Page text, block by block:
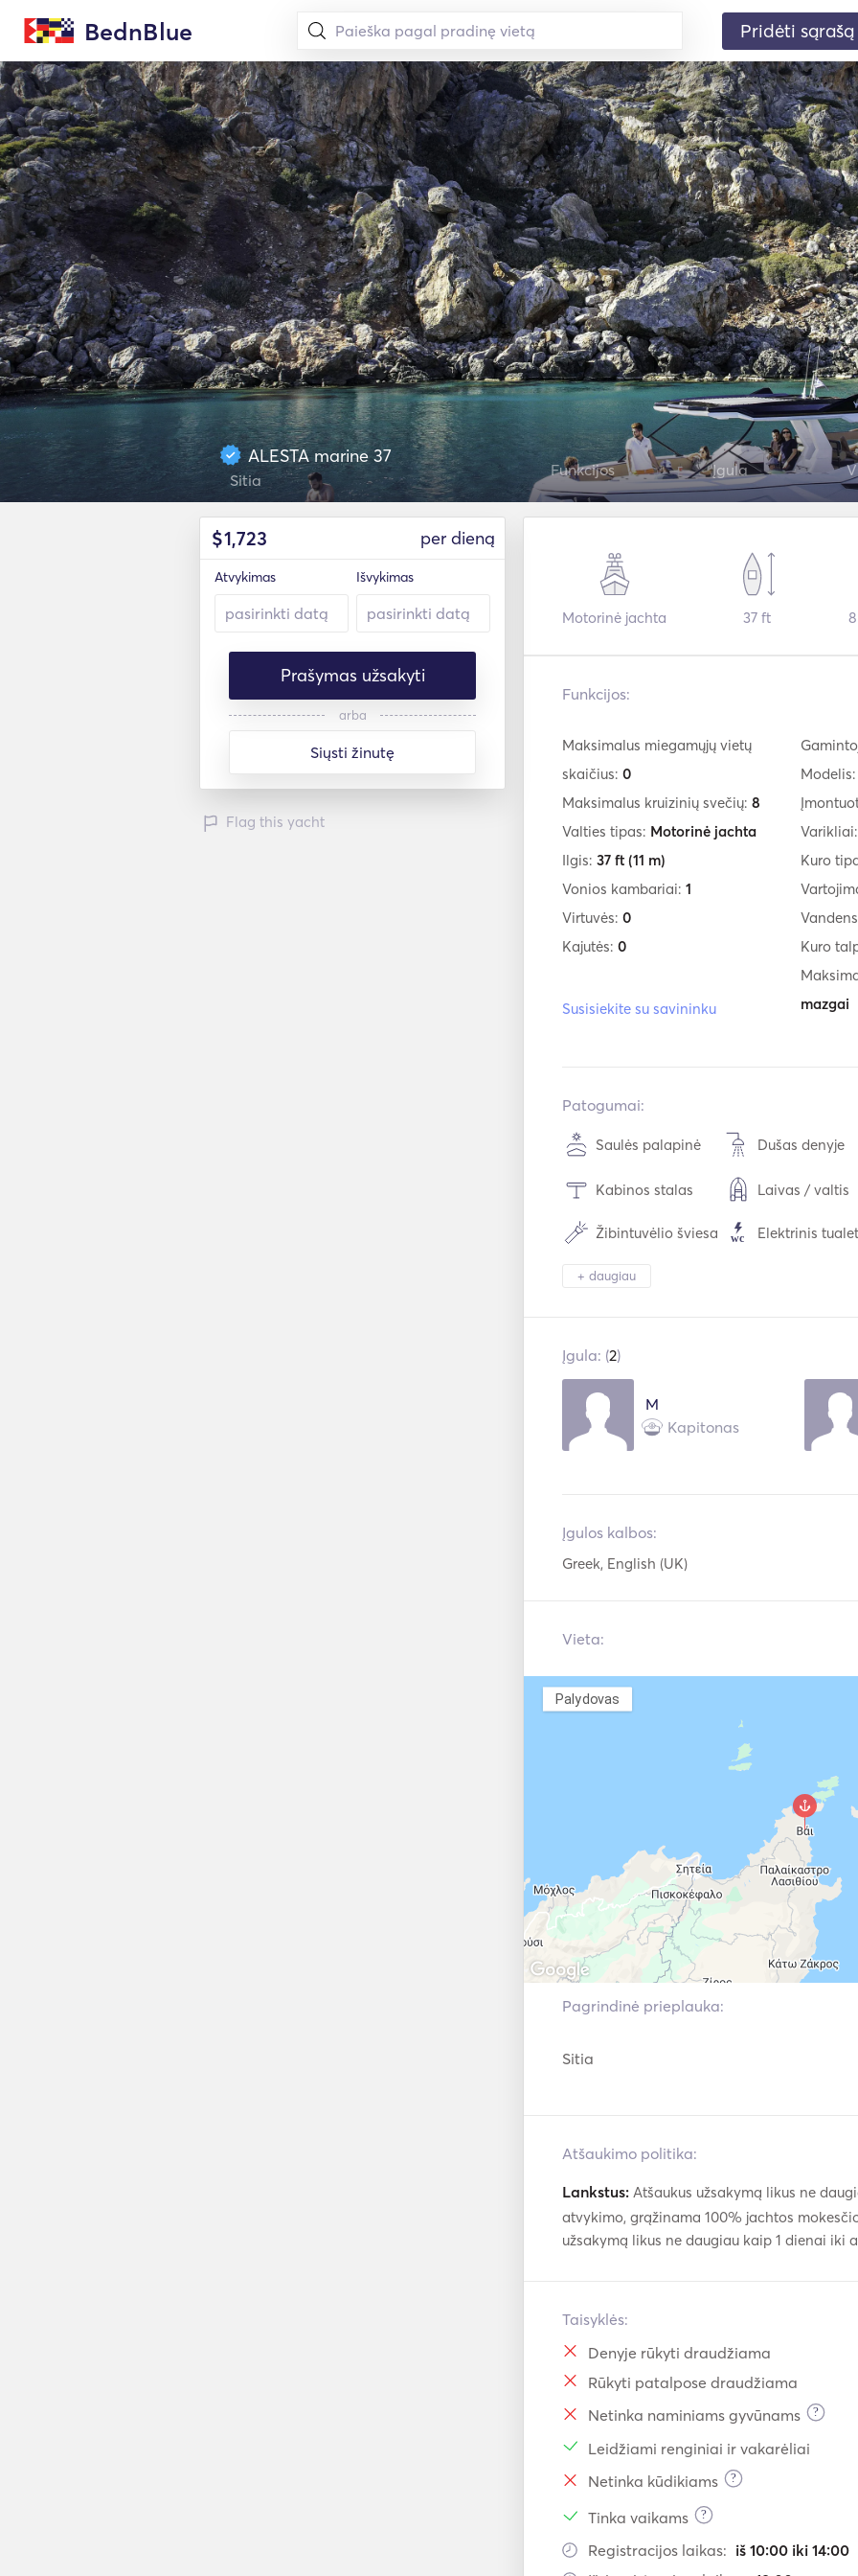
BednBlue Pridėti sąrašą
ALESTA marine 37
Sitia
Funkcijos Įgula
$1,723 per dieną
Atvykimas Išvykimas
Prašymas užsakyti
arba
Siųsti žinutę
Flag this yacht
Motorinė jachta 37 ft 8
Funkcijos:
Maksimalus miegamųjų vietų
skaičius: 0
Maksimalus kruizinių svečių: 8
Valties tipas: Motorinė jachta
Ilgis: 37 ft (11 m)
Vonios kambariai: 1
Virtuvės: 0
Kajutės: 0
Susisiekite su savininku
Modelis:
Varikliai:
Kuro
Kuro
mazgai
Patogumai:
Saulės palapinė Dušas denyje
Kabinos stalas Laivas / valtis
Žibintuvėlio šviesa Elektrinis
Stalo įrankiai /
stiklinės / indai
Wakeboard Nardymo įranga
Padel lenta
gesintuvai
+ daugiau
Įgula: (2)
M
Kapitonas
Įgulos kalbos:
Greek, English (UK)
Vieta:
Palydovas
Pagrindinė prieplauka:
Sitia
Atšaukimo politika:
Lankstus: Atšaukus užsakymą likus ne
atvykimo, grąžinama 100% jachtos
užsakymą likus ne daugiau kaip 1 dienai iki
Taisyklės:
Denyje rūkyti draudžiama
Rūkyti patalpose draudžiama
Netinka naminiams gyvūnams
?
Leidžiami renginiai ir vakarėliai
Netinka kūdikiams
?
Tinka vaikams ?
Registracijos laikas: iš 10:00 iki 14:00